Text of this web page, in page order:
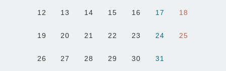
12 13 14 15 16 17 18
19 20 21 22 23 24 25
26 27 28 29 30 31